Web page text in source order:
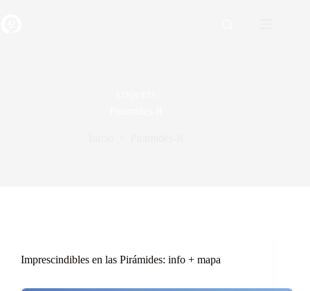
Imprescindibles en las Pirámides: info + mapa